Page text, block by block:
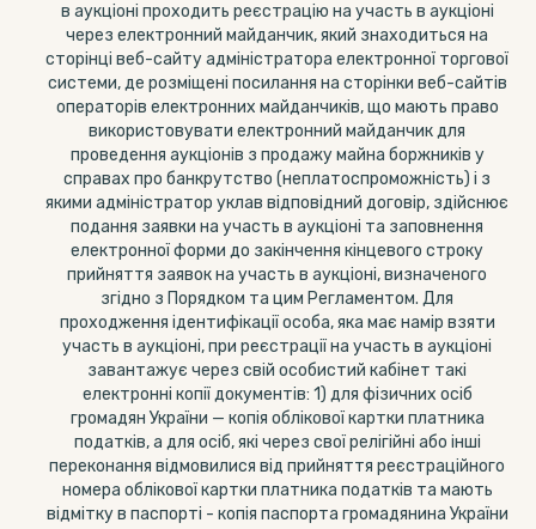
в аукціоні проходить реєстрацію на участь в аукціоні
через електронний майданчик, який знаходиться на
сторінці веб-сайту адміністратора електронної торгової
системи, де розміщені посилання на сторінки веб-сайтів
операторів електронних майданчиків, що мають право
використовувати електронний майданчик для
проведення аукціонів з продажу майна боржників у
справах про банкрутство (неплатоспроможність) і з
якими адміністратор уклав відповідний договір, здійснює
подання заявки на участь в аукціоні та заповнення
електронної форми до закінчення кінцевого строку
прийняття заявок на участь в аукціоні, визначеного
згідно з Порядком та цим Регламентом. Для
проходження ідентифікації особа, яка має намір взяти
участь в аукціоні, при реєстрації на участь в аукціоні
завантажує через свій особистий кабінет такі
електронні копії документів: 1) для фізичних осіб
громадян України — копія облікової картки платника
податків, а для осіб, які через свої релігійні або інші
переконання відмовилися від прийняття реєстраційного
номера облікової картки платника податків та мають
відмітку в паспорті - копія паспорта громадянина України